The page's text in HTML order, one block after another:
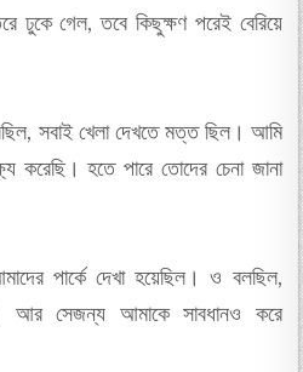
ঢুকে গেল, তবে কিছুক্ষণ পরেই বেরিয়ে
সবাই খেলা দেখতে মত্ত ছিল। আমি
করেছি। হতে পারে তোদের চেনা জানা
পার্কে দেখা হয়েছিল। ও বলছিল,
আর সেজন্য আমাকে সাবধানও করে